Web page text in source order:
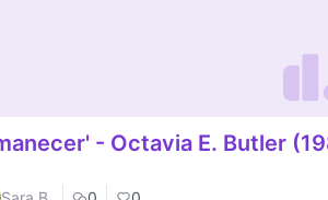
- Octavia E. Butler